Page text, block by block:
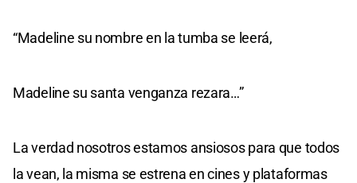
“Madeline su nombre en la tumba se leerá,
Madeline su santa venganza rezara…”
La verdad nosotros estamos ansiosos para que todos
la vean, la misma se estrena en cines y plataformas